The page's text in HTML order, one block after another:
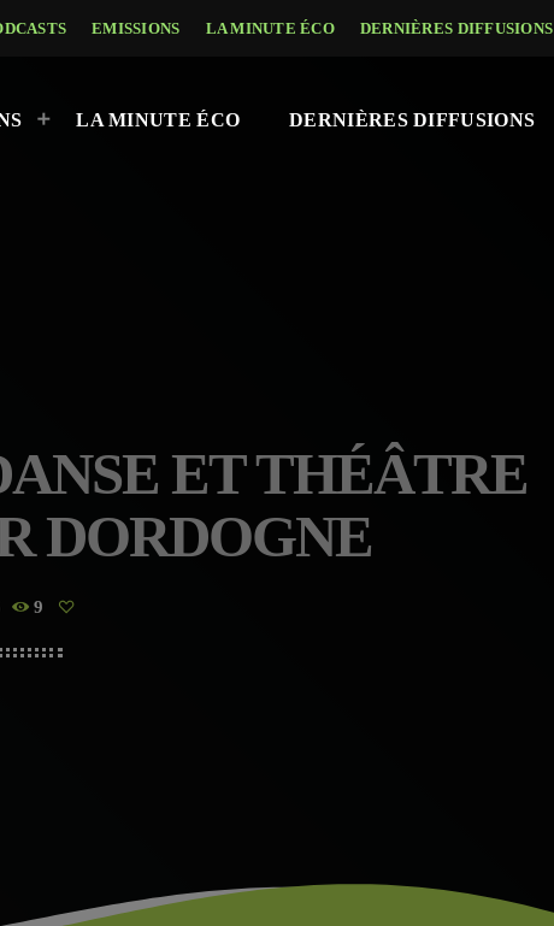
EMISSIONS LA MINUTE ÉCO DERNIÈRES DIFFUSIONS
LA MINUTE ÉCO DERNIÈRES DIFFUSIONS
ET THÉÂTRE
DORDOGNE
9